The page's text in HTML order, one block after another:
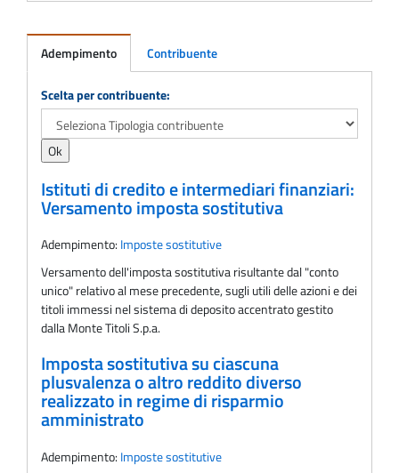
Adempimento Contribuente
Adempimento
Scelta per contribuente:
Istituti di credito e intermediari finanziari:
Versamento imposta sostitutiva
Adempimento: Imposte sostitutive
Versamento dell'imposta sostitutiva risultante dal "conto
unico" relativo al mese precedente, sugli utili delle azioni e dei
titoli immessi nel sistema di deposito accentrato gestito
dalla Monte Titoli S.p.a.
Imposta sostitutiva su ciascuna
plusvalenza o altro reddito diverso
realizzato in regime di risparmio
amministrato
Adempimento: Imposte sostitutive